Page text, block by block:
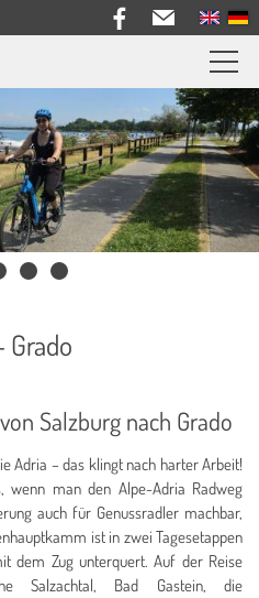
Salzburg nach Grado
Adria – das klingt nach harter Arbeit!
wenn man den Alpe-Adria Radweg
auch für Genussradler machbar,
ist in zwei Tagesetappen
dem Zug unterquert.Auf der Reise
Salzachtal, Bad Gastein, die